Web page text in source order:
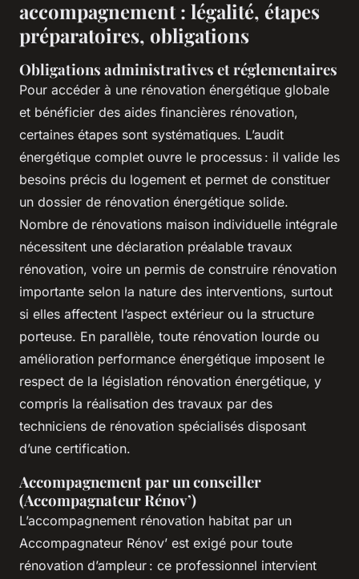
accompagnement : légalité, étapes
préparatoires, obligations
Obligations administratives et réglementaires
Pour accéder à une rénovation énergétique globale
et bénéficier des aides financières rénovation,
certaines étapes sont systématiques. L’audit
énergétique complet ouvre le processus : il valide les
besoins précis du logement et permet de constituer
un dossier de rénovation énergétique solide.
Nombre de rénovations maison individuelle intégrale
nécessitent une déclaration préalable travaux
rénovation, voire un permis de construire rénovation
importante selon la nature des interventions, surtout
si elles affectent l’aspect extérieur ou la structure
porteuse. En parallèle, toute rénovation lourde ou
amélioration performance énergétique imposent le
respect de la législation rénovation énergétique, y
compris la réalisation des travaux par des
techniciens de rénovation spécialisés disposant
d’une certification.
Accompagnement par un conseiller
(Accompagnateur Rénov’)
L’accompagnement rénovation habitat par un
Accompagnateur Rénov’ est exigé pour toute
rénovation d’ampleur : ce professionnel intervient